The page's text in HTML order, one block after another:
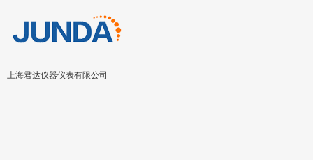
上海君达仪器仪表有限公司